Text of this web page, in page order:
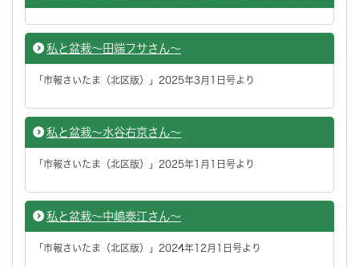
私と盆栽～田端フサさん～
「市報さいたま（北区版）」2025年3月1日号より
私と盆栽～水谷右京さん～
「市報さいたま（北区版）」2025年1月1日号より
私と盆栽～中嶋泰江さん～
「市報さいたま（北区版）」2024年12月1日号より